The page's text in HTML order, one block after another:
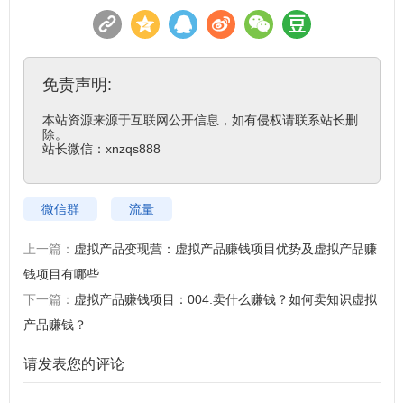
免责声明:
本站资源来源于互联网公开信息，如有侵权请联系站长删
除。
站长微信：xnzqs888
微信群 流量
上一篇： 虚拟产品变现营：虚拟产品赚钱项目优势及虚拟产品赚
钱项目有哪些
下一篇： 虚拟产品赚钱项目：004.卖什么赚钱？如何卖知识虚拟
产品赚钱？
请发表您的评论